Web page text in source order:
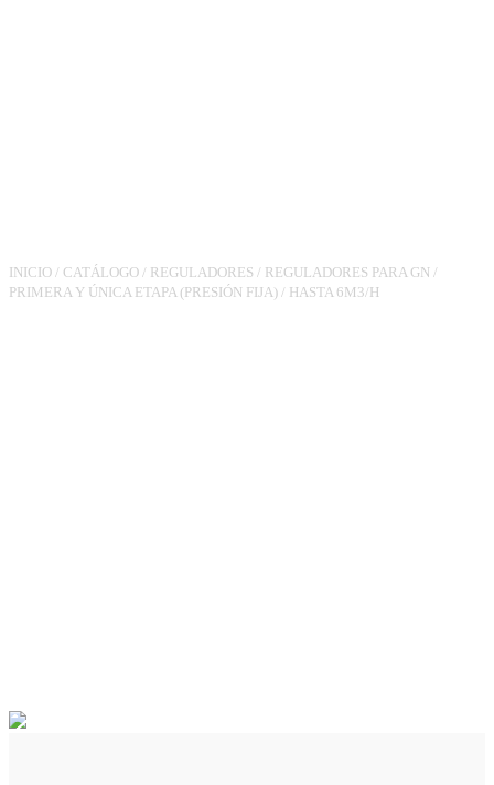
INICIO / CATÁLOGO / REGULADORES / REGULADORES PARA GN /
PRIMERA Y ÚNICA ETAPA (PRESIÓN FIJA) / HASTA 6M3/H